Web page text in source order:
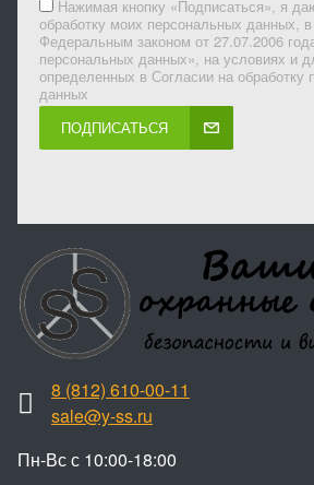
Нажимая кнопку «Подписаться», я
обработку моих персональных данных, в
Федеральным законом от 27.07.2006
персональных данных», на условиях и
определенных в Согласии на обработку
данных
ПОДПИСАТЬСЯ
8 (812) 610-00-11
sale@y-ss.ru
Пн-Вс с 10:00-18:00